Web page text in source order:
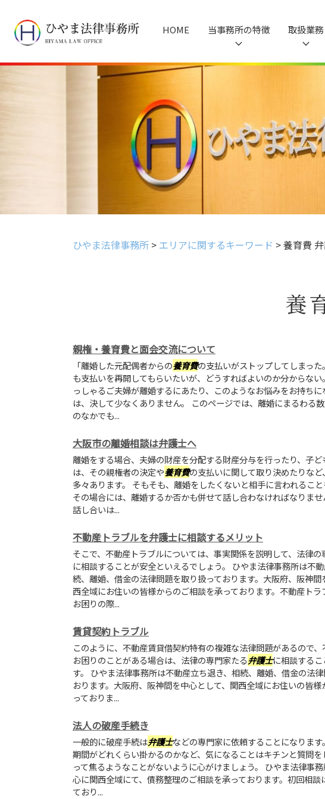
HOME 当事務所の特徴 取扱業務
ひやま法律事務所 > エリアに関するキーワード >養育費
養
親権・養育費と面会交流について
「離婚した元配偶者からの養育費の支払いがストップしてしまっ
も支払いを再開してもらいたいが、どうすればよいのか分からない
っしゃるご夫婦が離婚するにあたり、このようなお悩みをお持ちに
は、決して少なくありません。 このページでは、離婚にまるわる
のなかでも...
大阪市の離婚相談は弁護士へ
離婚をする場合、夫婦の財産を分配する財産分与を行ったり、子
は、その親権者の決定や養育費の支払いに関して取り決めたりな
多々あります。 そもそも、離婚をしたくないと相手に言われること
その場合には、離婚するか否かも併せて話し合わなければなりま
話し合いは...
不動産トラブルを弁護士に相談するメリット
そこで、不動産トラブルについては、事実関係を説明して、法律の
に相談することが安全といえるでしょう。 ひやま法律事務所は不
続、離婚、借金の法律問題を取り扱っております。大阪府、阪神間
西全域にお住いの皆様からのご相談を承っております。不動産トラ
お困りの際...
賃貸契約トラブル
このように、不動産賃貸借契約特有の複雑な法律問題があるので
お困りのことがある場合は、法律の専門家たる弁護士に相談する
す。 ひやま法律事務所は不動産立ち退き、相続、離婚、借金の法
おります。大阪府、阪神間を中心として、関西全域にお住いの皆
っておりま...
法人の破産手続き
一般的に破産手続は弁護士などの専門家に依頼することになりま
期間がどれくらい掛かるのかなど、気になることはキチンと質問を
って焦るようなことがないように心がけましょう。 ひやま法律事
心に関西全域にて、債務整理のご相談を承っております。初回相談
ており...